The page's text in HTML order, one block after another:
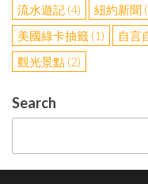
流水遊記 (4) 紐約新聞
美國綠卡抽籤 (1) 自言
觀光景點 (2)
Search